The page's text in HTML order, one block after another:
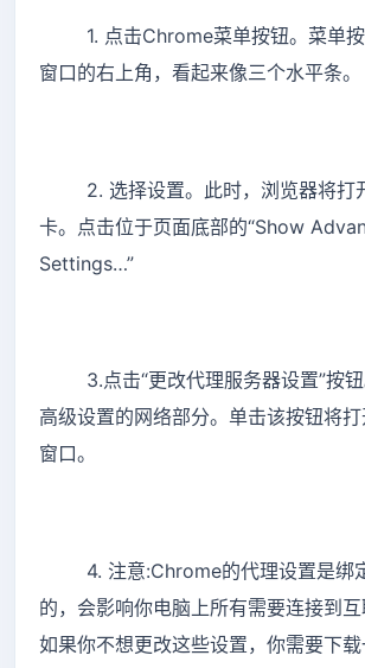
1. 点击Chrome菜单按钮。菜单按
窗口的右上角，看起来像三个水平条。
2. 选择设置。此时，浏览器将打
卡。点击位于页面底部的“Show
Settings…”
3.点击“更改代理服务器设置”按钮
高级设置的网络部分。单击该按钮将
窗口。
4. 注意:Chrome的代理设置是绑
的，会影响你电脑上所有需要连接到互
如果你不想更改这些设置，你需要下